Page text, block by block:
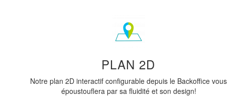
PLAN 2D
Notre plan 2D interactif configurable depuis le Backoffice vous
époustouflera par sa fluidité et son design!